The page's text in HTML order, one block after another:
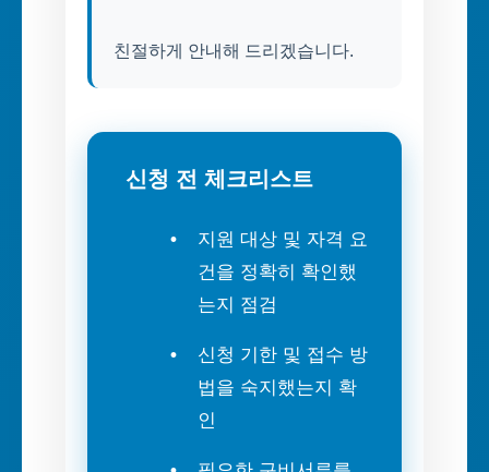
친절하게 안내해 드리겠습니다.
신청 전 체크리스트
지원 대상 및 자격 요
건을 정확히 확인했
는지 점검
신청 기한 및 접수 방
법을 숙지했는지 확
인